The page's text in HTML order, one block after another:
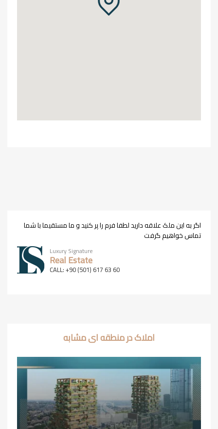
اگر به این ملک علاقه دارید لطفا فرم را پر کنید و ما مستقیما با شما
تماس خواهیم گرفت
Luxury Signature
Real Estate
CALL: +90 (501) 617 63 60
املاک در منطقه ای مشابه